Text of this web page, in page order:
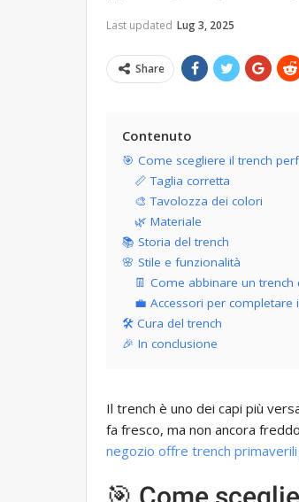
Last updated Lug 3, 2025
Share
Contenuto
🎯 Come scegliere il trench
📏 Taglia corretta
🎨 Tavolozza dei colori
🌿 Materiale
📚 Storia del trench
🌸 Stile e funzionalità
👖 Come abbinare un trench
💼 Accessori per completare
🛠️ Cura del trench
🎉 In conclusione
Il trench è uno dei capi più
fa fresco, ma non ancora
negozio offre trench